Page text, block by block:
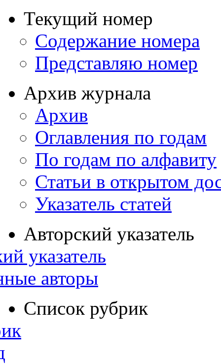
Текущий номер
Содержание номера
Представляю номер
Архив журнала
Архив
Оглавления по годам
По годам по алфавиту
Статьи в открытом
Указатель статей
Авторский указатель
указатель
авторы
Список рубрик